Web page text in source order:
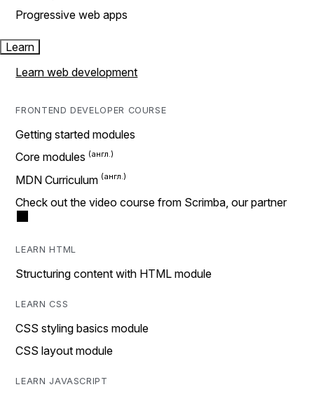
Progressive web apps
Learn
Learn web development
FRONTEND DEVELOPER COURSE
Getting started modules
Core modules
MDN Curriculum
Check out the video course from Scrimba, our partner
LEARN HTML
Structuring content with HTML module
LEARN CSS
CSS styling basics module
CSS layout module
LEARN JAVASCRIPT